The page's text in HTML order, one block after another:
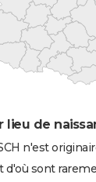
lieu de
n'est
sont